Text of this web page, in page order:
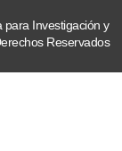
Investigación y
Reservados